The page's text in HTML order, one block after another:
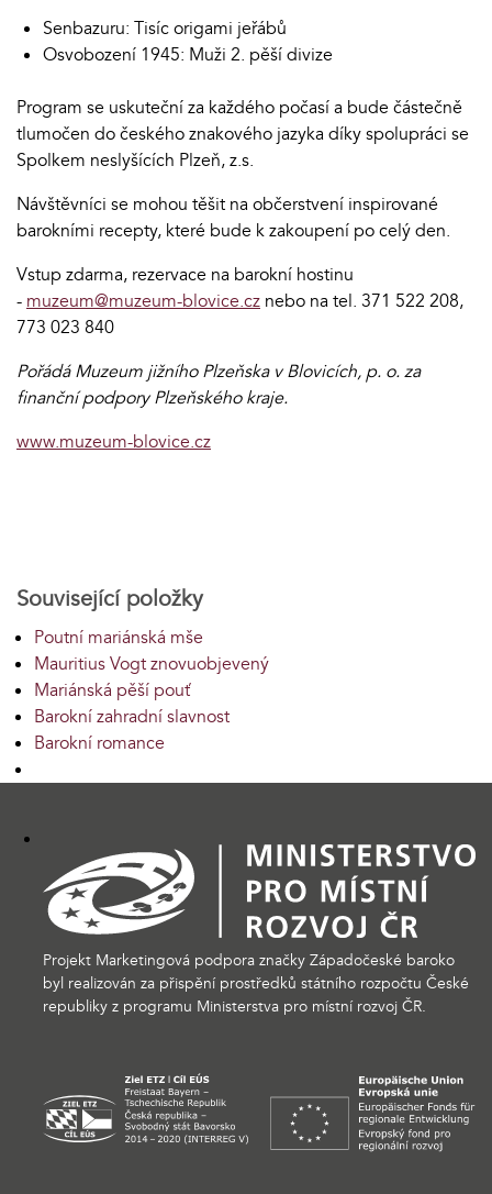
Senbazuru: Tisíc origami jeřábů
Osvobození 1945: Muži 2. pěší divize
Program se uskuteční za každého počasí a bude částečně
tlumočen do českého znakového jazyka díky spolupráci se
Spolkem neslyšících Plzeň, z.s.
Návštěvníci se mohou těšit na občerstvení inspirované
barokními recepty, které bude k zakoupení po celý den.
Vstup zdarma, rezervace na barokní hostinu
- muzeum@muzeum-blovice.cz nebo na tel. 371 522 208,
773 023 840
Pořádá Muzeum jižního Plzeňska v Blovicích, p. o. za
finanční podpory Plzeňského kraje.
www.muzeum-blovice.cz
Související položky
Poutní mariánská mše
Mauritius Vogt znovuobjevený
Mariánská pěší pouť
Barokní zahradní slavnost
Barokní romance
Projekt Marketingová podpora značky Západočeské baroko
byl realizován za přispění prostředků státního rozpočtu České
republiky z programu Ministerstva pro místní rozvoj ČR.